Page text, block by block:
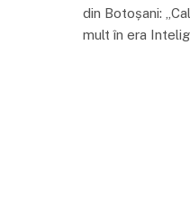
din Botoșani:
mult în era